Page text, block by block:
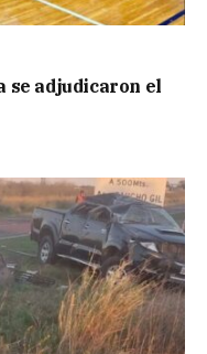
se adjudicaron el